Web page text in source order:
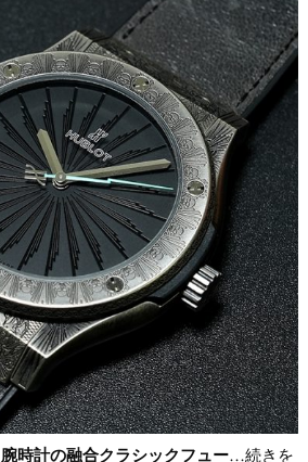
時計の融合クラシックフュー…続きを